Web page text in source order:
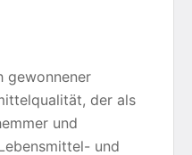
gewonnener
der als
und
und